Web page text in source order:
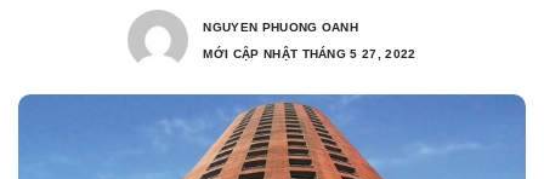
NGUYEN PHUONG OANH
MỚI CẬP NHẬT THÁNG 5 27, 2022